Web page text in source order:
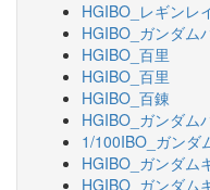
HGIBO_レギンレ
HGIBO_ガンダム
HGIBO_百里
HGIBO_百里
HGIBO_百錬
HGIBO_ガンダム
1/100IBO_ガンダ
HGIBO_ガンダム
HGIBO_ガンダム